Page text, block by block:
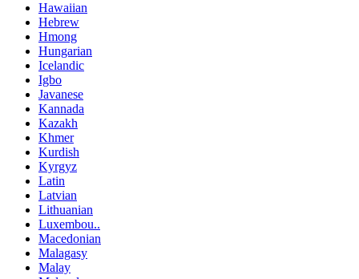
Hawaiian
Hebrew
Hmong
Hungarian
Icelandic
Igbo
Javanese
Kannada
Kazakh
Khmer
Kurdish
Kyrgyz
Latin
Latvian
Lithuanian
Luxembou..
Macedonian
Malagasy
Malay